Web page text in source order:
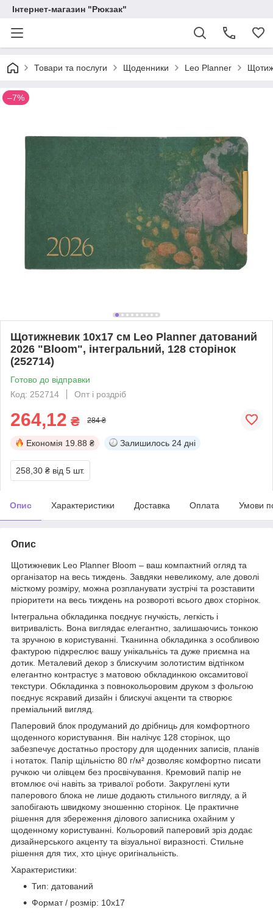
Інтернет-магазин "Рюкзак"
Товари та послуги Щоденники Leo Planner
–7%
Щотижневик 10х17 см Leo Planner датований
2026 "Bloom", інтегральний, 128 сторінок
(252714)
Готово до відправки
Код: 252714
Опт і роздріб
264,12 ₴ 284 ₴
Економія 19.88 ₴ Залишилось 24 дні
258,30 ₴ від 5 шт.
Опис Характеристики Доставка Оплата Умови
Опис
Щотижневик Leo Planner Bloom – ваш компактний огляд та
організатор на весь тиждень. Завдяки невеликому, але доволі
місткому розміру, можна розпланувати зустрічі та розставити
пріоритети на весь тиждень на розвороті всього двох сторінок.
Інтегральна обкладинка поєднує гнучкість, легкість і
витривалість. Вона виглядає елегантно, залишаючись тонкою
та зручною в користуванні. Тканинна обкладинка з особливою
фактурою підкреслює вашу унікальнісь та дуже приємна на
дотик. Металевий декор з блискучим золотистим відтінком
елегантно контрастує з матовою обкладинкою оксамитової
текстури. Обкладинка з повнокольоровим друком з фольгою
поєднує яскравий дизайн і блискучі акценти та створює
преміальний вигляд.
Паперовий блок продуманий до дрібниць для комфортного
щоденного користування. Він налічує 128 сторінок, що
забезпечує достатньо простору для щоденних записів, планів
і нотаток. Папір щільністю 80 г/м² дозволяє комфортно писати
ручкою чи олівцем без просвічування. Кремовий папір не
втомлює очі навіть за тривалої роботи. Закруглені кути
паперового блока не лише додають стильного вигляду, а й
запобігають швидкому зношенню сторінок. Це практичне
рішення для збереження ділового записника охайним у
щоденному користуванні. Кольоровий паперовий зріз додає
дизайнерського акценту та візуальної виразності. Стильне
рішення для тих, хто цінує оригінальність.
Характеристики:
Тип: датований
Формат / розмір: 10х17